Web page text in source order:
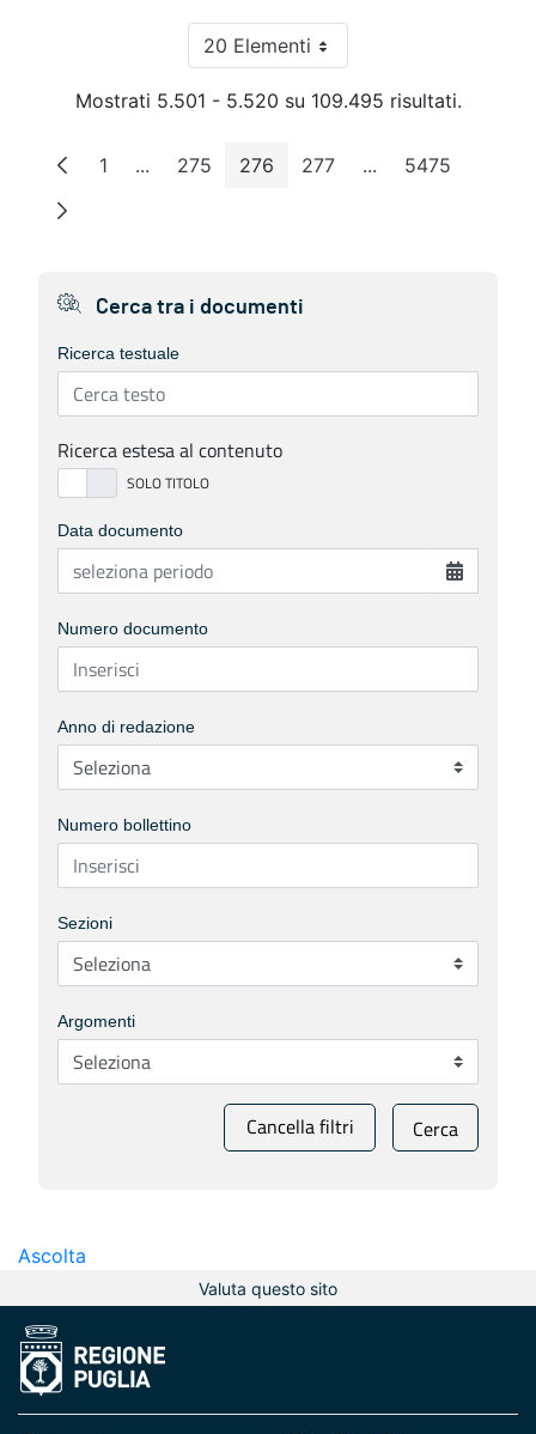
20 ElementiPer pagina
Mostrati 5.501 - 5.520 su 109.495 risultati.
Pagina
1 ...Pagine intermedie
Pagina
275 Pagina
276 Pagina
277 ...Pagine intermedie
Pagina
5475
Cerca tra i documenti
Ricerca testuale
Ricerca estesa al contenuto
Data documento
Numero documento
Anno di redazione
Numero bollettino
Sezioni
Argomenti
Cancella filtri Cerca
Ascolta
Valuta questo sito